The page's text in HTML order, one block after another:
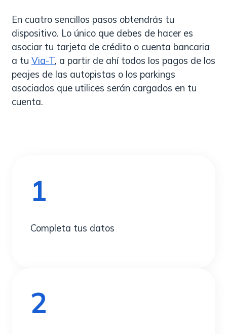
En cuatro sencillos pasos obtendrás tu
dispositivo. Lo único que debes de hacer es
asociar tu tarjeta de crédito o cuenta bancaria
a tu Via-T, a partir de ahí todos los pagos de los
peajes de las autopistas o los parkings
asociados que utilices serán cargados en tu
cuenta.
1
Completa tus datos
2